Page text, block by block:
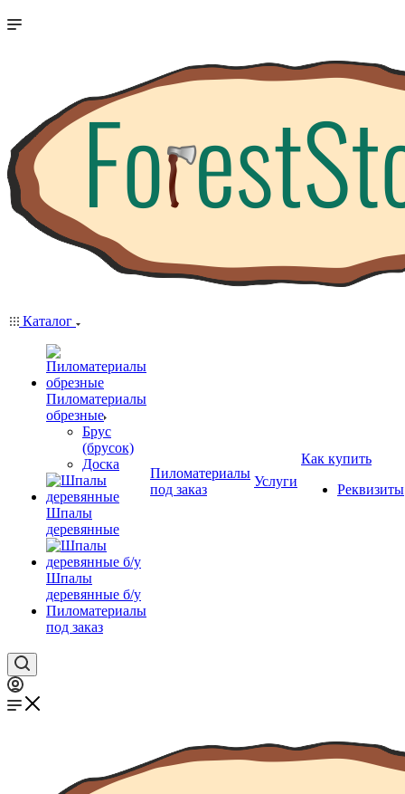
Каталог
Пиломатериалы
обрезные
Брус
(брусок)
Доска
Шпалы
деревянные
Шпалы
деревянные б/у
Пиломатериалы
под заказ
Пиломатериалы
под заказ
Услуги
Как купить
Реквизиты